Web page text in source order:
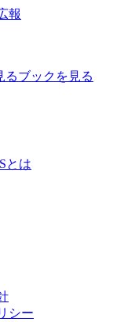
報
ブックを見る
とは
シー